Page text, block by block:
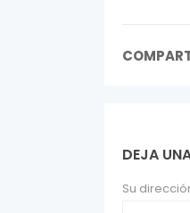
DEJA
Su